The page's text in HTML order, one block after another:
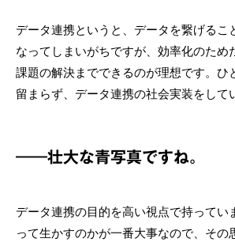
データ連携というと、データを繋げるこ
なってしまいがちですが、効率化のため
課題の解決までできるのが理想です。ひ
留まらず、データ連携の社会実装をして
――壮大な青写真ですね。
データ連携の目的を高い視点で持ってい
って生かすのかが一番大事なので、その